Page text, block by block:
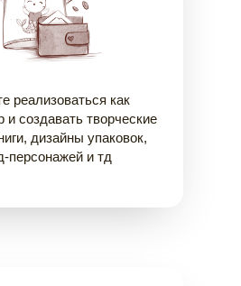
реализоваться как
и создавать творческие
дизайны упаковок,
персонажей и тд